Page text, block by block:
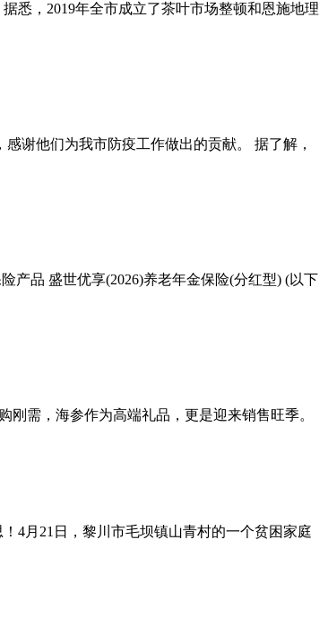
悉，2019年全市成立了茶叶市场整顿和恩施地理
谢他们为我市防疫工作做出的贡献。 据了解，
产品 盛世优享(2026)养老年金保险(分红型) (以下
需，海参作为高端礼品，更是迎来销售旺季。
4月21日，黎川市毛坝镇山青村的一个贫困家庭